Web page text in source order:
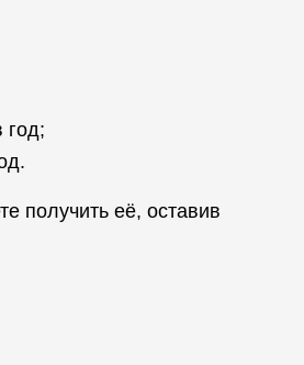
год;
получить её, оставив